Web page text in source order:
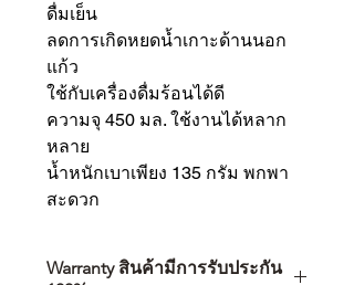
ดื่มเย็น
ลดการเกิดหยดน้ำเกาะด้านนอก
แก้ว
ใช้กับเครื่องดื่มร้อนได้ดี
ความจุ 450 มล. ใช้งานได้หลาก
หลาย
น้ำหนักเบาเพียง 135 กรัม พกพา
สะดวก
Warranty สินค้ามีการรับประกัน